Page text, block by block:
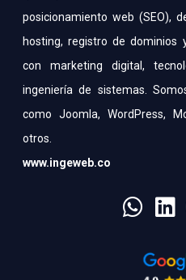
posicionamiento web (SEO),
hosting, registro de dominios
con marketing digital,
ingeniería de sistemas.
como Joomla, WordPress,
otros.
www.ingeweb.co